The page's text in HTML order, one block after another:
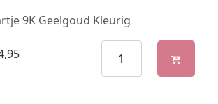
9K Geelgoud Kleurig